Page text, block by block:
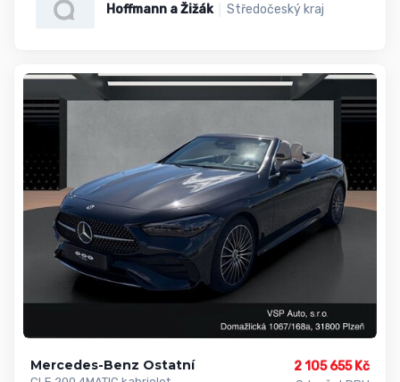
Hoffmann a Žižák Středočeský kraj
Mercedes-Benz Ostatní 2 105 655 Kč